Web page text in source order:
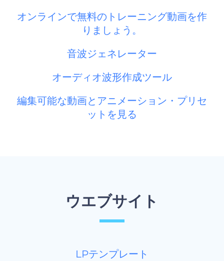
オンラインで無料のトレーニング動画を作
りましょう。
音波ジェネレーター
オーディオ波形作成ツール
編集可能な動画とアニメーション・プリセ
ットを見る
ウエブサイト
LPテンプレート